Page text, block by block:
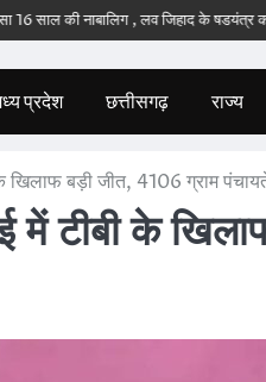
की नाबालिग , लव जिहाद के षडयंत्र का बनाया
प्रदेश छत्तीसगढ़ राज्य
खिलाफ बड़ी जीत, 4106 ग्राम
में टीबी के